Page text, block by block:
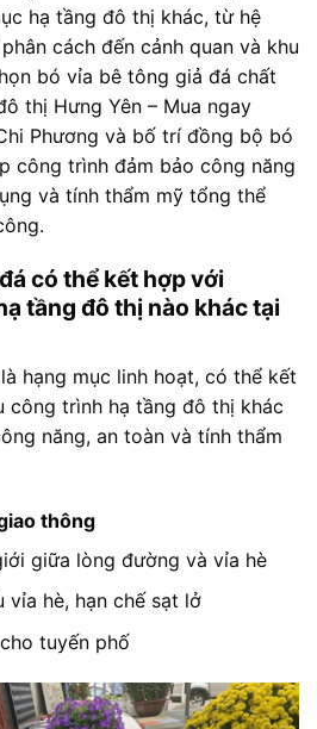
hạ tầng đô thị khác, từ hệ
cách đến cảnh quan và khu
bó vỉa bê tông giả đá chất
thị Hưng Yên – Mua ngay
Phương và bố trí đồng bộ bó
công trình đảm bảo công năng
và tính thẩm mỹ tổng thể
có thể kết hợp với
tầng đô thị nào khác tại
hạng mục linh hoạt, có thể kết
công trình hạ tầng đô thị khác
năng, an toàn và tính thẩm
thông
giữa lòng đường và vỉa hè
vỉa hè, hạn chế sạt lở
tuyến phố